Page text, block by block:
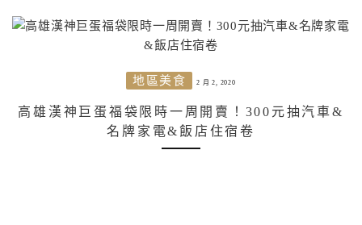
地區美食 2 月 2, 2020
高雄漢神巨蛋福袋限時一周開賣！300元抽汽車&
名牌家電&飯店住宿卷